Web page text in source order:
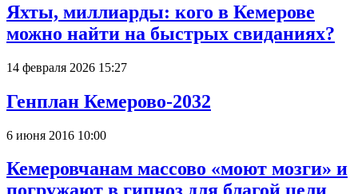
Яхты, миллиарды: кого в Кемерове
можно найти на быстрых свиданиях?
14 февраля 2026 15:27
Генплан Кемерово-2032
6 июня 2016 10:00
Кемеровчанам массово «моют мозги» и